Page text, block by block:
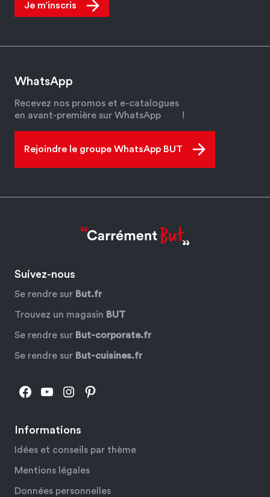
Je m’inscris
WhatsApp
Recevez nos promos et e-catalogues
en avant-première sur WhatsApp
!
Rejoindre le groupe WhatsApp BUT
Informations
Idées et conseils par thème
Mentions légales
Données personnelles
Suivez-nous
Se rendre sur But.fr
Trouvez un magasin BUT
Se rendre sur But-corporate.fr
Se rendre sur But-cuisines.fr
Facebook
YouTube
Instagram
Pinterest